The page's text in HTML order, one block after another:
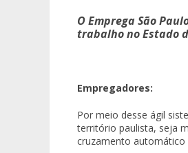
O Emprega São
trabalho no Estado
Empregadores:
Por meio desse ágil
território paulista, seja
cruzamento